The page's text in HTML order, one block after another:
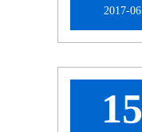
2017-06
15